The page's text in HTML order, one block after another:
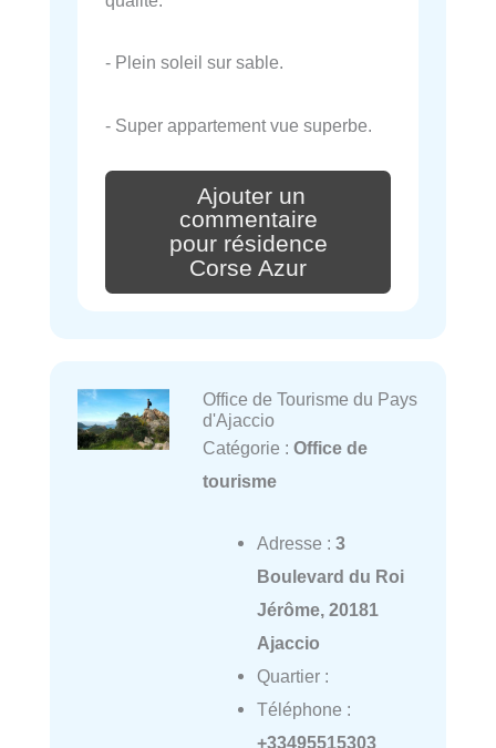
- Plein soleil sur sable.
- Super appartement vue superbe.
Ajouter un
commentaire
pour résidence
Corse Azur
Office de Tourisme du Pays
d'Ajaccio
Catégorie : Office de
tourisme
Adresse : 3
Boulevard du Roi
Jérôme, 20181
Ajaccio
Quartier :
Téléphone :
+33495515303